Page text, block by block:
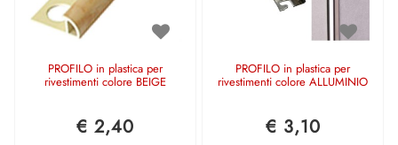
PROFILO in plastica per
rivestimenti colore BEIGE
€ 2,40
PROFILO in plastica per
rivestimenti colore ALLUMINIO
€ 3,10